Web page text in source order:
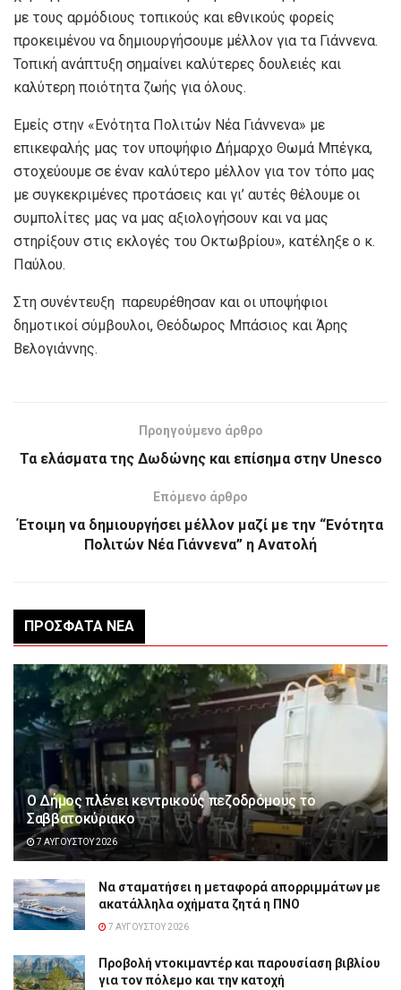
με τους αρμόδιους τοπικούς και εθνικούς φορείς
προκειμένου να δημιουργήσουμε μέλλον για τα Γιάννενα.
Τοπική ανάπτυξη σημαίνει καλύτερες δουλειές και
καλύτερη ποιότητα ζωής για όλους.
Εμείς στην «Ενότητα Πολιτών Νέα Γιάννενα» με
επικεφαλής μας τον υποψήφιο Δήμαρχο Θωμά Μπέγκα,
στοχεύουμε σε έναν καλύτερο μέλλον για τον τόπο μας
με συγκεκριμένες προτάσεις και γι’ αυτές θέλουμε οι
συμπολίτες μας να μας αξιολογήσουν και να μας
στηρίξουν στις εκλογές του Οκτωβρίου», κατέληξε ο κ.
Παύλου.
Στη συνέντευξη παρευρέθησαν και οι υποψήφιοι
δημοτικοί σύμβουλοι, Θεόδωρος Μπάσιος και Άρης
Βελογιάννης.
Προηγούμενο άρθρο
Τα ελάσματα της Δωδώνης και επίσημα στην Unesco
Επόμενο άρθρο
Έτοιμη να δημιουργήσει μέλλον μαζί με την “Ενότητα
Πολιτών Νέα Γιάννενα” η Ανατολή
ΠΡΌΣΦΑΤΑ ΝΈΑ
Ο Δήμος πλένει κεντρικούς πεζοδρόμους το
Σαββατοκύριακο
7 ΑΥΓΟΎΣΤΟΥ 2026
Να σταματήσει η μεταφορά απορριμμάτων με
ακατάλληλα οχήματα ζητά η ΠΝΟ
7 ΑΥΓΟΎΣΤΟΥ 2026
Προβολή ντοκιμαντέρ και παρουσίαση βιβλίου
για τον πόλεμο και την κατοχή